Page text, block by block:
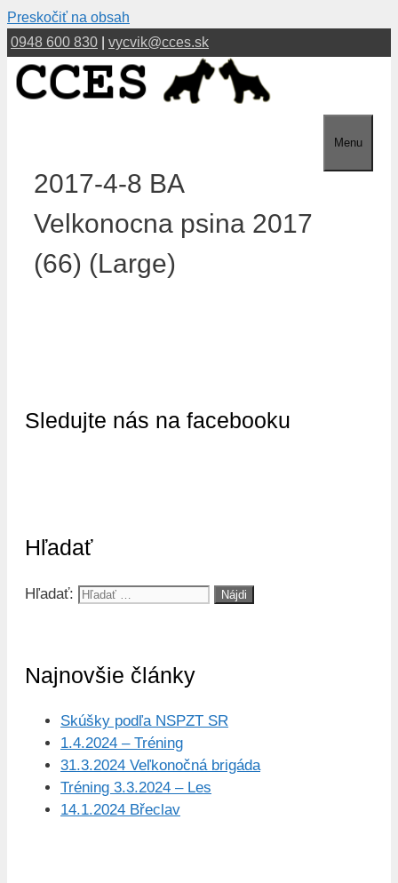
Preskočiť na obsah
0948 600 830
vycvik@cces.sk
Menu
2017-4-8 BA
Velkonocna psina 2017
(66) (Large)
Sledujte nás na facebooku
Hľadať
Hľadať:
Najnovšie články
Skúšky podľa NSPZT SR
1.4.2024 – Tréning
31.3.2024 Veľkonočná brigáda
Tréning 3.3.2024 – Les
14.1.2024 Břeclav